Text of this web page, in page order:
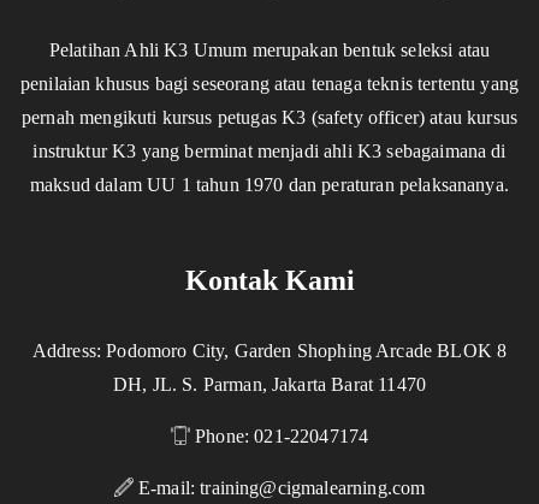
Pelatihan Ahli K3 Umum merupakan bentuk seleksi atau
penilaian khusus bagi seseorang atau tenaga teknis tertentu yang
pernah mengikuti kursus petugas K3 (safety officer) atau kursus
instruktur K3 yang berminat menjadi ahli K3 sebagaimana di
maksud dalam UU 1 tahun 1970 dan peraturan pelaksananya.
Kontak Kami
Address: Podomoro City, Garden Shophing Arcade BLOK 8
DH, JL. S. Parman, Jakarta Barat 11470
Phone: 021-22047174
E-mail:training@cigmalearning.com